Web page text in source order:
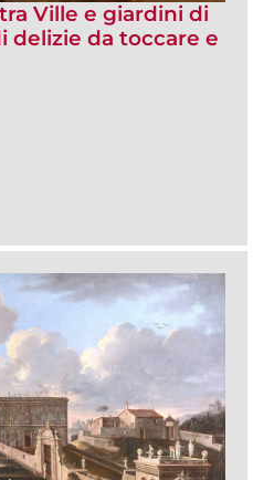
Ville e giardini di
delizie da toccare e